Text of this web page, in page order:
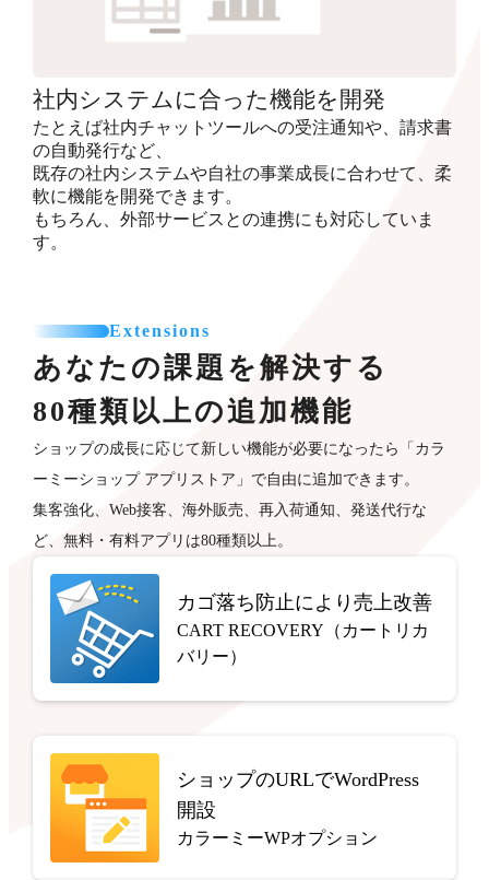
社内システムに合った機能を開発
たとえば社内チャットツールへの受注通知や、請求書
の自動発行など、
既存の社内システムや自社の事業成長に合わせて、柔
軟に機能を開発できます。
もちろん、外部サービスとの連携にも対応していま
す。
Extensions
あなたの課題を解決する
80種類以上の追加機能
ショップの成長に応じて新しい機能が必要になったら「カラ
ーミーショップ アプリストア」で自由に追加できます。
集客強化、Web接客、海外販売、再入荷通知、発送代行な
ど、無料・有料アプリは80種類以上。
カゴ落ち防止により売上改善
CART RECOVERY（カートリカ
バリー）
ショップのURLでWordPress
開設
カラーミーWPオプション